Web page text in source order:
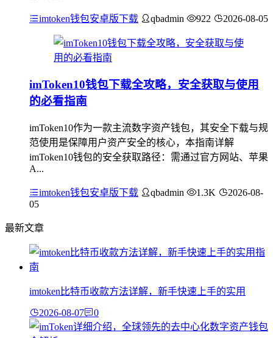
imtoken钱包安卓版下载 qbadmin 922 2026-08-05
imToken10钱包下载全攻略，安全获取与使用
的必看指南
imToken10作为一款主流数字资产钱包，其安全下载与规
范使用是保障用户资产安全的核心，本指南详解
imToken10钱包的安全获取路径：需通过官方网站、苹果
A...
imtoken钱包安卓版下载 qbadmin 1.3K
2026-08-
05
最新文章
imtoken比特币收款方法详解，新手快速上手的实用
2026-08-07 0